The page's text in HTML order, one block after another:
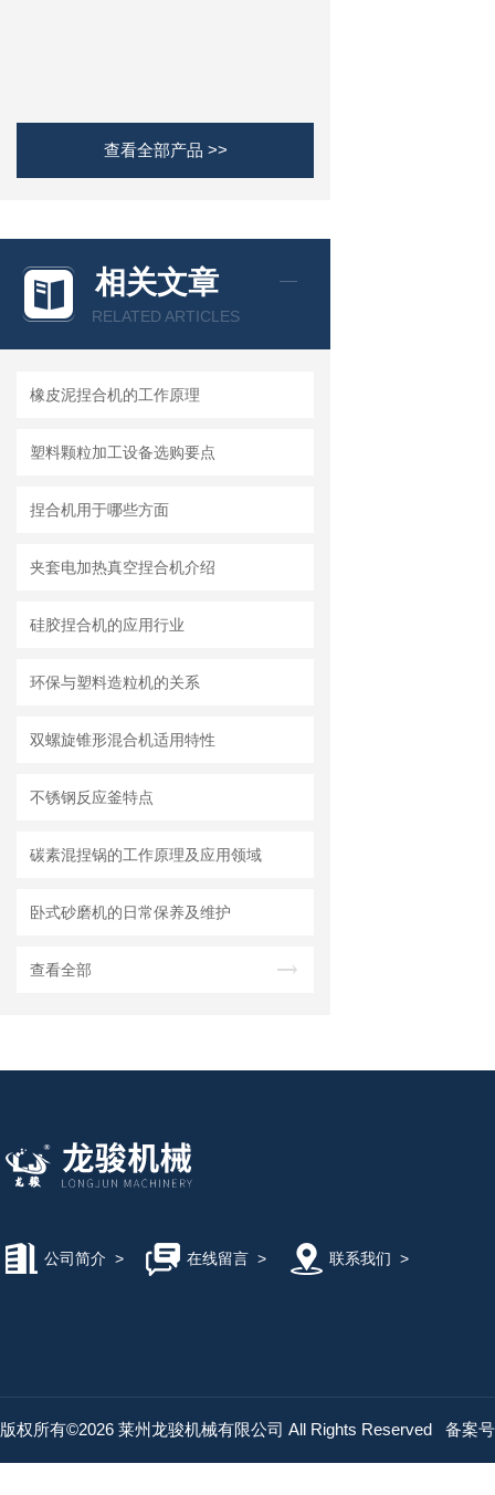
查看全部产品 >>
相关文章
RELATED ARTICLES
橡皮泥捏合机的工作原理
塑料颗粒加工设备选购要点
捏合机用于哪些方面
夹套电加热真空捏合机介绍
硅胶捏合机的应用行业
环保与塑料造粒机的关系
双螺旋锥形混合机适用特性
不锈钢反应釜特点
碳素混捏锅的工作原理及应用领域
卧式砂磨机的日常保养及维护
查看全部
公司简介 > 在线留言> 联系我们 >
版权所有©2026 莱州龙骏机械有限公司 All Rights Reserved 备案